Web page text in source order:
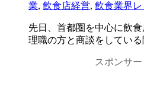
業, 飲食店経営, 飲食業界レ
先日、首都圏を中心に飲
理職の方と商談をしている
スポンサー